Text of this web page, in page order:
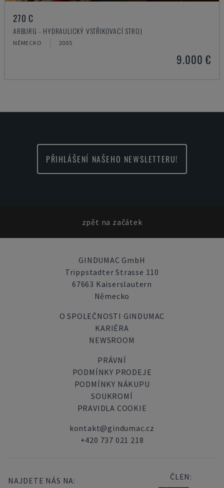
270 C
ARBURG - HYDRAULICKÝ VSTŘIKOVACÍ STROJ
NĚMECKO 2005
9.000 €
PŘIHLÁŠENÍ NAŠEHO NEWSLETTERU!
zpět na začátek
GINDUMAC GmbH
Trippstadter Strasse 110
67663 Kaiserslautern
Německo
O SPOLEČNOSTI GINDUMAC
KARIÉRA
NEWSROOM
PRÁVNÍ
PODMÍNKY PRODEJE
PODMÍNKY NÁKUPU
SOUKROMÍ
PRAVIDLA COOKIE
kontakt@gindumac.cz
+420 737 021 218
NAJDETE NÁS NA: ČLEN: